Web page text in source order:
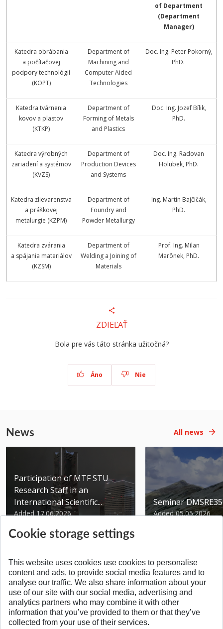
of Department
(Department
Manager)
Katedra obrábania
a počítačovej
podpory technológií
(KOPT)
Department of
Machining and
Computer Aided
Technologies
Doc. Ing. Peter Pokorný,
PhD.
Katedra tvárnenia
kovov a plastov
(KTKP)
Department of
Forming of Metals
and Plastics
Doc. Ing. Jozef Bílik,
PhD.
Katedra výrobných
zariadení a systémov
(KVZS)
Department of
Production Devices
and Systems
Doc. Ing. Radovan
Holubek, PhD.
Katedra zlievarenstva
a práškovej
metalurgie (KZPM)
Department of
Foundry and
Powder Metallurgy
Ing. Martin Bajčičák,
PhD.
Katedra zvárania
a spájania materiálov
(KZSM)
Department of
Welding a Joining of
Materials
Prof. Ing. Milan
Marônek, PhD.
ZDIEĽAŤ
Bola pre vás táto stránka užitočná?
Áno Nie
News All news
Participation of MTF STU
Research Staff in an
International Scientific...
Added 17.06.2026
Seminar
Added 05.05.2026
SPÄŤ NA VRCH
Cookie storage settings
This website uses cookies use cookies to personalise
content and ads, to provide social media features and to
analyse our traffic. We also share information about your
use of our site with our social media, advertising and
analytics partners who may combine it with other
information that you’ve provided to them or that they’ve
collected from your use of their services.